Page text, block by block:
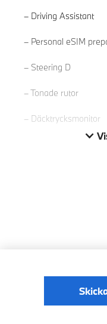
Driving Assistant
Personal eSIM
Steering D
Tonade rutor
Däcktrycksmonitor